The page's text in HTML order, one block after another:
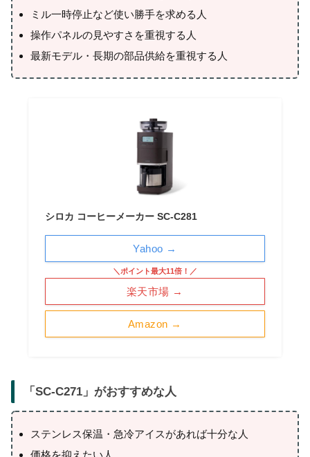
ミル一時停止など使い勝手を求める人
操作パネルの見やすさを重視する人
最新モデル・長期の部品供給を重視する人
シロカ コーヒーメーカー SC-C281
Amazon →
＼ポイント最大11倍！／
楽天市場 →
Yahoo →
「SC-C271 」がおすすめな人
ステンレス保温・急冷アイスがあれば十分な人
価格を抑えたい人